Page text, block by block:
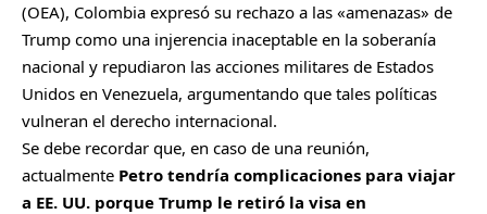
(OEA), Colombia expresó su rechazo a las «amenazas» de
Trump como una injerencia inaceptable en la soberanía
nacional y repudiaron las acciones militares de Estados
Unidos en Venezuela, argumentando que tales políticas
vulneran el derecho internacional.
Se debe recordar que, en caso de una reunión,
actualmente Petro tendría complicaciones para viajar
a EE. UU. porque Trump le retiró la visa en